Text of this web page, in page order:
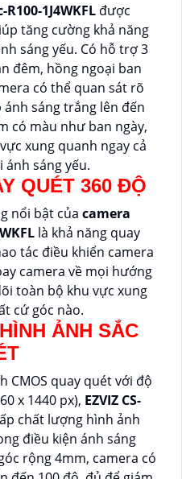
1J4WKFL được
tăng cường khả năng
sáng yếu. Có hỗ trợ 3
đêm, hồng ngoại ban
có thể quan sát rõ
sáng trắng lên đến
có màu như ban ngày,
xung quanh ngay cả
sáng yếu.
QUÉT 360 ĐỘ
nổi bật của camera
là khả năng quay
tác điều khiển camera
camera về mọi hướng
toàn bộ khu vực xung
cứ góc nào.
ẢNH SẮC
CMOS quay quét với độ
x 1440 px), EZVIZ CS-
chất lượng hình ảnh
điều kiện ánh sáng
rộng 4mm, camera có